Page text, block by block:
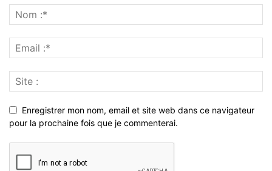
Enregistrer mon nom, email et site web dans ce navigateur
pour la prochaine fois que je commenterai.